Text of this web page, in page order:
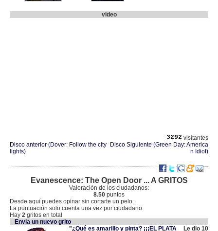
video
visitantes
Disco anterior (Dover: Follow the city
lights)
Disco Siguiente (Green Day: America
n Idiot)
Evanescence: The Open Door ... A GRITOS
Valoración de los ciudadanos:
8.50 puntos
Desde aquí puedes opinar sin cortarte un pelo.
La puntuación solo cuenta una vez por ciudadano.
Hay 2 gritos en total
Envia un nuevo grito
"¿Qué es amarillo y pinta? ¡¡¡EL PLATA
Le dio 10